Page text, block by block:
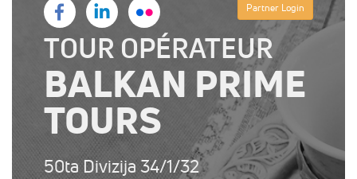
Partner Login
TOUR OPÉRATEUR
BALKAN PRIME
TOURS
50ta Divizija 34/1/32